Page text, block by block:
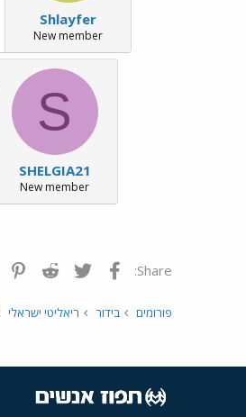
Shlayfer
New member
S
SHELGIA21
New member
Share: פייסבוק Twitter
Reddit
פורומים בידור ריאליטי ישראלי